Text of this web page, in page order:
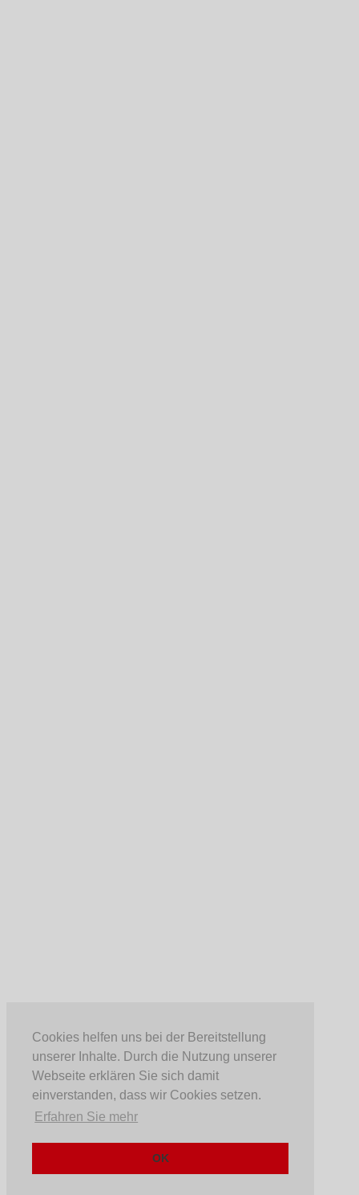
Cookies helfen uns bei der Bereitstellung
unserer Inhalte. Durch die Nutzung unserer
Webseite erklären Sie sich damit
einverstanden, dass wir Cookies setzen.
Erfahren Sie mehr
OK